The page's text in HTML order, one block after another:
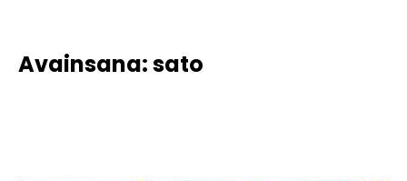
Avainsana:sato